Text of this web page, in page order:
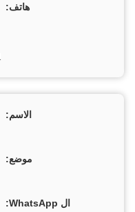
هاتف:
الاسم:
موضع:
ال WhatsApp: